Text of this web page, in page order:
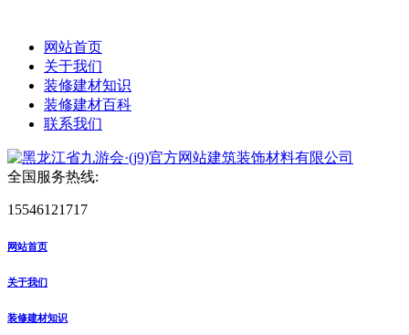
网站首页
关于我们
装修建材知识
装修建材百科
联系我们
全国服务热线:
15546121717
网站首页
关于我们
装修建材知识